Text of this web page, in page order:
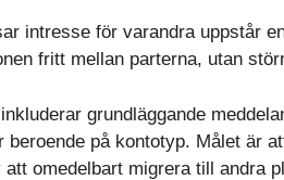
intresse för varandra uppstår
fritt mellan parterna, utan
grundläggande
beroende på kontotyp. Målet är
omedelbart migrera till andra